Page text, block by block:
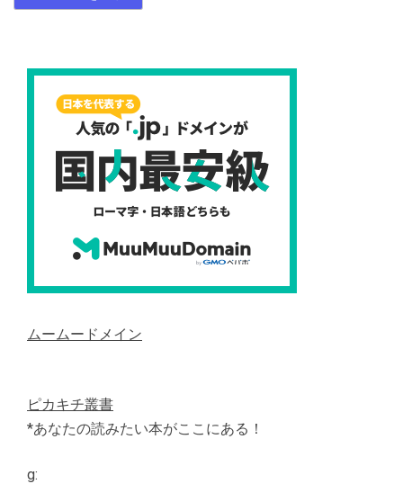
ムームードメイン
ピカキチ叢書
*あなたの読みたい本がここにある！
g: